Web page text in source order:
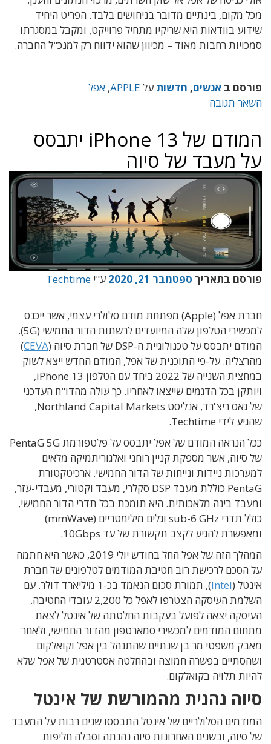
מכל מקום, בינתיים מדובר בניחושים בלבד. הפריט היחיד
שידוע בוודאות היא שריקיו מתחיל פרוייקט, ומקבל במסגרתו
סמכויות רחבות מאוד – מכיוון שהוא ידווח רק למנכ"ל החברה.
פורסם ב אנשים, חדשות על APPLE
, אפל
השאר תגובה
המודם של iPhone 13 יתבסס
על מעבד של סיוה
פורסם בתאריך ספטמבר 21, 2020 ע"י Techtime
חברת אפל (Apple) מפתחת מודם סלולרי עצמי, אשר ייכנס
למכשירי הטלפון שלה המיועדים לרשתות הדור החמישי (5G).
המודם יתבסס על טכנולוגיית ה-DSP של חברת סיוה (
CEVA
)
מהרצליה. על-פי התוכנית של אפל, המודם החדש ייצא לשוק
במחצית השנייה של 2022 ביחד עם הטלפון iPhone 13,
ויותקן בכל הדגמים שייצאו לאחריו. כך עולה מהדו"ח העדכני
של גאס ריצ'רד, אנליסט Northland Capital Markets,
שהגיע לידי Techtime.
ככל הנראה המודם של אפל יתבסס על פלטפורמת PentaG 5G
של סיוה, אשר מספקת קניין רוחני ואלגוריתמיקה מלאים
למערכות ניידות ונייחות של הדור החמישי. ארכיטקטורת
PentaG כוללת מעבד DSP סקלרי, מעבד וקטורי, מעבדי-עזר,
ומעבד בינה מלאכותית. היא תומכת בכל תדרי הדור החמישי,
כולל תדרי sub-6 GHz וגלים מילימטריים (mmWave)
ומאפשרת להגיע לקצב תקשורת של עד 10Gbps.
המהלך הזה של אפל החל בחודש יולי 2019, כאשר היא חתמה
על הסכם לרכישת רוב חטיבת המודמים לטלפונים של חברת
אינטל (Intel
), תמורת סכום הנאמד בכ-1 מיליארד דולר. עם
השלמת העיסקה הצטרפו לאפל כל 2,200 עובדי החטיבה.
העיסקה יצאה לפועל בעקבות החלטתה של אינטל לצאת
מתחום המודמים למכשירי סמארטפון מהדור החמישי, ולאחר
מאבק משפטי מר בן שנתיים שהתנהל בין אפל וקואלקום
ושהסתיים בפשרה חמוצה ובהחלטה אסטרטגית של אפל שלא
להיות תלויה בקואלקום.
סיוה נהנית מהמורשת של אינטל
המודמים הסלולריים של אינטל התבססו שנים רבות על המעבד
של סיוה, ובשנים האחרונות סיוה נהנתה וסבלה חליפות